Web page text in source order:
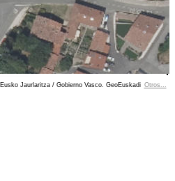
Eusko Jaurlaritza / Gobierno Vasco. GeoEuskadi Otros...